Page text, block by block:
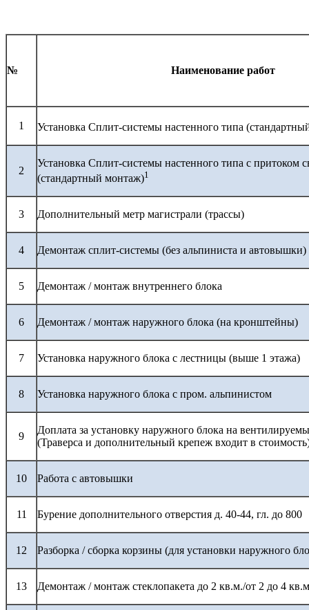
№ Наименование работ
1 Установка Сплит-системы настенного типа
2
Установка Сплит-системы настенного типа с притоком
(стандартный монтаж)1
3 Дополнительный метр магистрали (трассы)
4 Демонтаж сплит-системы (без альпиниста и автовышки)
5 Демонтаж / монтаж внутреннего блока
6 Демонтаж / монтаж наружного блока (на кронштейны)
7 Установка наружного блока с лестницы (выше 1 этажа)
8 Установка наружного блока с пром. альпинистом
9
Доплата за установку наружного блока на
(Траверса и дополнительный крепеж входит в
10 Работа с автовышки
11 Бурение дополнительного отверстия д. 40-44, гл. до 800
12 Разборка / сборка корзины (для установки наружного
13 Демонтаж / монтаж стеклопакета до 2 кв.м./от 2 до 4